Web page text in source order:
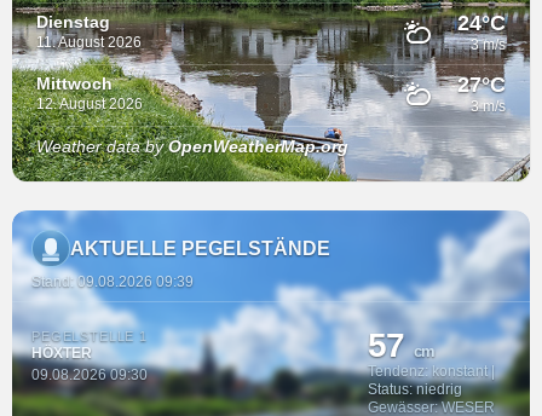
Dienstag
11. August 2026
24°C
3 m/s
Mittwoch
12. August 2026
27°C
3 m/s
Weather data byOpenWeatherMap.org
AKTUELLE PEGELSTÄNDE
Stand: 09.08.2026 09:39
PEGELSTELLE 1
HÖXTER
09.08.2026 09:30
57cm
Tendenz: konstant |
Status: niedrig
Gewässer: WESER